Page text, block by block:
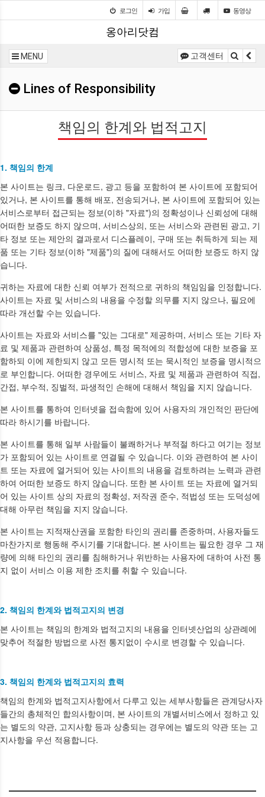
로그인 가입 동영상
옹아리닷컴
MENU 고객센터
Lines of Responsibility
책임의 한계와 법적고지
1. 책임의 한계
본 사이트는 링크, 다운로드, 광고 등을 포함하여 본 사이트에 포함되어
있거나, 본 사이트를 통해 배포, 전송되거나, 본 사이트에 포함되어 있는
서비스로부터 접근되는 정보(이하 "자료")의 정확성이나 신뢰성에 대해
어떠한 보증도 하지 않으며, 서비스상의, 또는 서비스와 관련된 광고, 기
타 정보 또는 제안의 결과로서 디스플레이, 구매 또는 취득하게 되는 제
품 또는 기타 정보(이하 "제품")의 질에 대해서도 어떠한 보증도 하지 않
습니다.
귀하는 자료에 대한 신뢰 여부가 전적으로 귀하의 책임임을 인정합니다.
사이트는 자료 및 서비스의 내용을 수정할 의무를 지지 않으나, 필요에
따라 개선할 수는 있습니다.
사이트는 자료와 서비스를 "있는 그대로" 제공하며, 서비스 또는 기타 자
료 및 제품과 관련하여 상품성, 특정 목적에의 적합성에 대한 보증을 포
함하되 이에 제한되지 않고 모든 명시적 또는 묵시적인 보증을 명시적으
로 부인합니다. 어떠한 경우에도 서비스, 자료 및 제품과 관련하여 직접,
간접, 부수적, 징벌적, 파생적인 손해에 대해서 책임을 지지 않습니다.
본 사이트를 통하여 인터넷을 접속함에 있어 사용자의 개인적인 판단에
따라 하시기를 바랍니다.
본 사이트를 통해 일부 사람들이 불쾌하거나 부적절 하다고 여기는 정보
가 포함되어 있는 사이트로 연결될 수 있습니다. 이와 관련하여 본 사이
트 또는 자료에 열거되어 있는 사이트의 내용을 검토하려는 노력과 관련
하여 어떠한 보증도 하지 않습니다. 또한 본 사이트 또는 자료에 열거되
어 있는 사이트 상의 자료의 정확성, 저작권 준수, 적법성 또는 도덕성에
대해 아무런 책임을 지지 않습니다.
본 사이트는 지적재산권을 포함한 타인의 권리를 존중하며, 사용자들도
마찬가지로 행동해 주시기를 기대합니다. 본 사이트는 필요한 경우 그 재
량에 의해 타인의 권리를 침해하거나 위반하는 사용자에 대하여 사전 통
지 없이 서비스 이용 제한 조치를 취할 수 있습니다.
2. 책임의 한계와 법적고지의 변경
본 사이트는 책임의 한계와 법적고지의 내용을 인터넷산업의 상관례에
맞추어 적절한 방법으로 사전 통지없이 수시로 변경할 수 있습니다.
3. 책임의 한계와 법적고지의 효력
책임의 한계와 법적고지사항에서 다루고 있는 세부사항들은 관계당사자
들간의 총체적인 합의사항이며, 본 사이트의 개별서비스에서 정하고 있
는 별도의 약관, 고지사항 등과 상충되는 경우에는 별도의 약관 또는 고
지사항을 우선 적용합니다.